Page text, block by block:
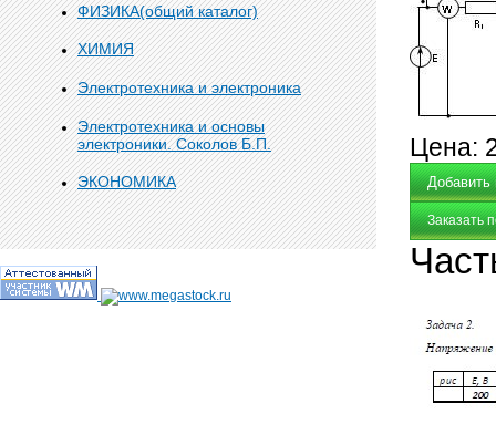
ФИЗИКА(общий каталог)
ХИМИЯ
Электротехника и электроника
Электротехника и основы
электроники. Соколов Б.П.
ЭКОНОМИКА
Цена:
Заказать